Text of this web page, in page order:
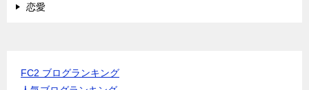
恋愛
FC2 ブログランキング